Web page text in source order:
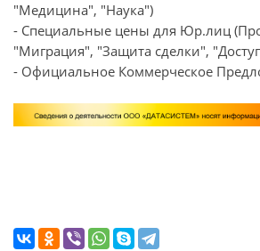
"Медицина", "Наука")
- Специальные цены для Юр.лиц
"Миграция", "Защита сделки",
- Официальное Коммерческое